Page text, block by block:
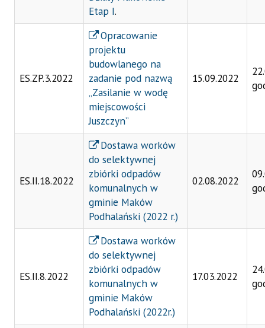
Etap I.
ES.ZP.3.2022
Opracowanie
projektu
budowlanego na
zadanie pod nazwą
„Zasilanie w wodę
miejscowości
Juszczyn”
15.09.2022
ES.II.18.2022
Dostawa worków
do selektywnej
zbiórki odpadów
komunalnych w
gminie Maków
Podhalański (2022 r.)
02.08.2022
ES.II.8.2022
Dostawa worków
do selektywnej
zbiórki odpadów
komunalnych w
gminie Maków
Podhalański (2022r.)
17.03.2022